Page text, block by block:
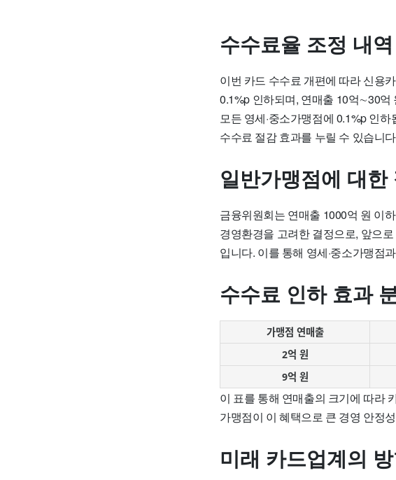
수수료율 조정 내역
이번 카드 수수료 개편에 따라 신용
0.1%p 인하되며, 연매출 10억∼30
모든 영세·중소가맹점에 0.1%p 인
수수료 절감 효과를 누릴 수 있습니
일반가맹점에 대한
금융위원회는 연매출 1000억 원 이
경영환경을 고려한 결정으로, 앞으
입니다. 이를 통해 영세·중소가맹점
수수료 인하 효과
가맹점 연매출
2억 원
9억 원
이 표를 통해 연매출의 크기에 따라
가맹점이 이 혜택으로 큰 경영 안정
미래 카드업계의